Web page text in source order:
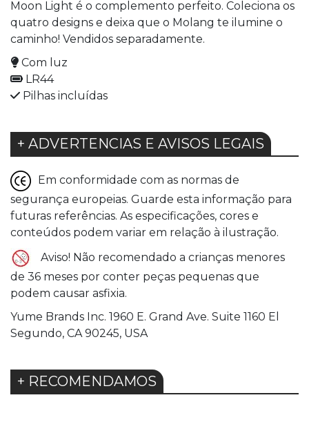
Moon Light é o complemento perfeito. Coleciona os
quatro designs e deixa que o Molang te ilumine o
caminho! Vendidos separadamente.
Com luz
LR44
Pilhas incluídas
+ ADVERTENCIAS E AVISOS LEGAIS
Em conformidade com as normas de
segurança europeias. Guarde esta informação para
futuras referências. As especificações, cores e
conteúdos podem variar em relação à ilustração.
Aviso! Não recomendado a crianças menores
de 36 meses por conter peças pequenas que
podem causar asfixia.
Yume Brands Inc. 1960 E. Grand Ave. Suite 1160 El
Segundo, CA 90245, USA
+ RECOMENDAMOS